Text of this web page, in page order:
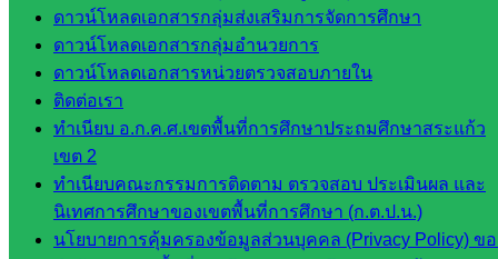
ดาวน์โหลดเอกสารกลุ่มส่งเสริมการจัดการศึกษา
ดาวน์โหลดเอกสารกลุ่มอำนวยการ
ดาวน์โหลดเอกสารหน่วยตรวจสอบภายใน
ติดต่อเรา
ทำเนียบ อ.ก.ค.ศ.เขตพื้นที่การศึกษาประถมศึกษาสระแก้ว
เขต 2
ทำเนียบคณะกรรมการติดตาม ตรวจสอบ ประเมินผล และ
นิเทศการศึกษาของเขตพื้นที่การศึกษา (ก.ต.ป.น.)
นโยบายการคุ้มครองข้อมูลส่วนบุคคล (Privacy Policy) ข
ห้อง
นิเทศ
ดร.สราว
ดี เพ็งศรี
โคตร
เว็บไซต์
คณะ
กรรมการ
ก.ต.ป.น.